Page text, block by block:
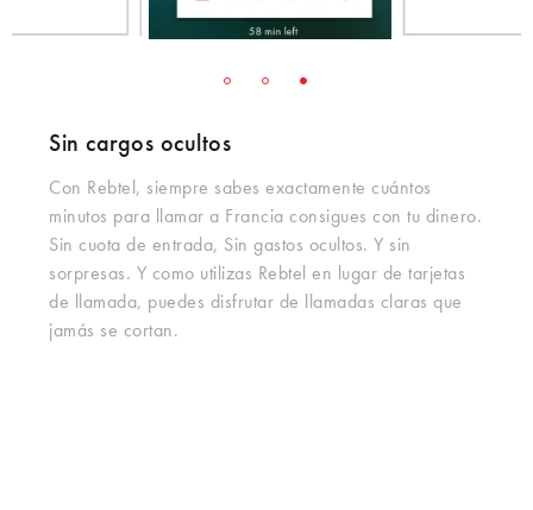
Sin cargos ocultos
Con Rebtel, siempre sabes exactamente cuántos
minutos para llamar a Francia consigues con tu dinero.
Sin cuota de entrada, Sin gastos ocultos. Y sin
sorpresas. Y como utilizas Rebtel en lugar de tarjetas
de llamada, puedes disfrutar de llamadas claras que
jamás se cortan.